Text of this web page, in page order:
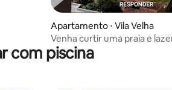
Apartamento ⋅ Vila Velha
Venha curtir uma praia e
com piscina